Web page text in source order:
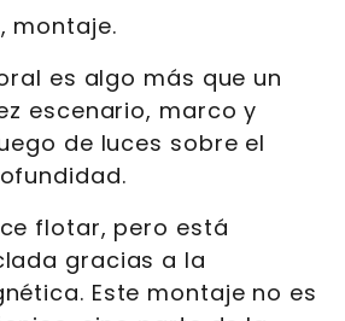
montaje.
es algo más que un
escenario, marco y
de luces sobre el
flotar, pero está
gracias a la
Este montaje no es